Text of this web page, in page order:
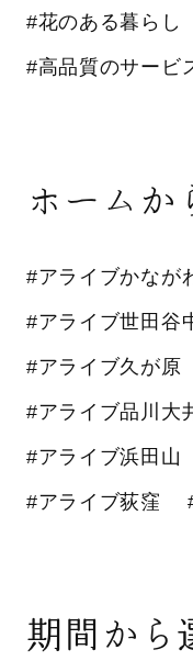
#花のある暮らし
#高品質のサービ
ホームか
#アライブかなが
#アライブ世田谷
#アライブ久が原
#アライブ品川大
#アライブ浜田山
#アライブ荻窪
期間から